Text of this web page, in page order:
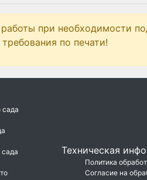
при необходимости
по печати!
сада
Техническая
Политика
Согласие на